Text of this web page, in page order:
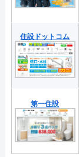
住設ドットコム
第一住設